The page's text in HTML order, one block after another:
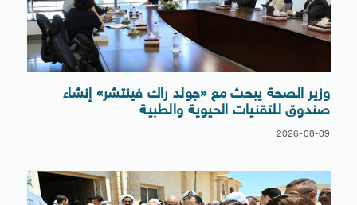
وزير الصحة يبحث مع «جولد راك فينتشر» إنشاء
صندوق للتقنيات الحيوية والطبية
2026-08-09